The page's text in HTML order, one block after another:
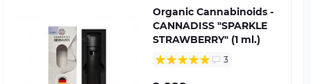
Organic Cannabinoids -
CANNADISS "SPARKLE
STRAWBERRY" (1 ml.)
3